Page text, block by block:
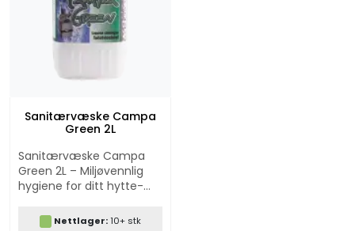
Sanitærvæske Campa
Green 2L
Sanitærvæske Campa
Green 2L – Miljøvennlig
hygiene for ditt hytte-
Nettlager:10+ stk